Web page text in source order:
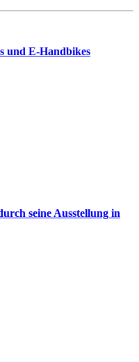
und E-Handbikes
seine Ausstellung in